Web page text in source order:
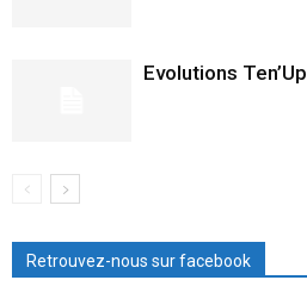
Evolutions Ten’Up
Retrouvez-nous sur facebook